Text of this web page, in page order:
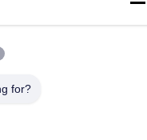
District,
for?